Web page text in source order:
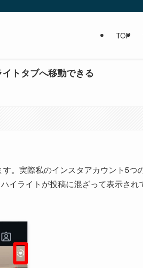
TOP
トタブへ移動できる
。実際私のインスタアカウント5つ
イライトが投稿に混ざって表示され